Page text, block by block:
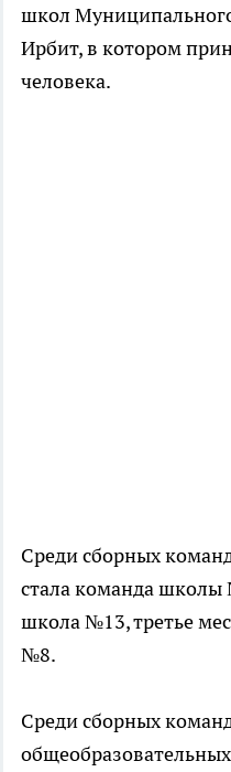
школ
Ирбит, в котором
человека.
Среди сборных
стала команда школы
школа №13, третье
№8.
Среди сборных